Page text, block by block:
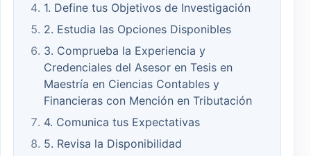
1. Define tus Objetivos de Investigación
2. Estudia las Opciones Disponibles
3. Comprueba la Experiencia y
Credenciales del Asesor en Tesis en
Maestría en Ciencias Contables y
Financieras con Mención en Tributación
4. Comunica tus Expectativas
5. Revisa la Disponibilidad